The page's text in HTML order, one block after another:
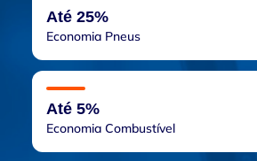
Até 25%
Economia Pneus
Até 5%
Economia Combustível